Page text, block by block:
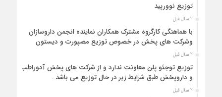
توزیع نوورپید
2 سال قبل
با هماهنگی کارگروه مشترک همکاران نماینده انجمن داروسازان
و‌شرکت های پخش در خصوص توزیع مصپورت و دیستون
2 سال قبل
توزیع توجئو پلن معاونت ندارد و از شرکت های پخش آدوراطب
و داروپخش طبق شرایط زیر در حال توزیع می باشد .
2 سال قبل